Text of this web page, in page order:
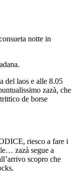
notte in
del laos e alle 8.05
zazà, che
de borse
riesco a fare i
zazà segue a
scopro che